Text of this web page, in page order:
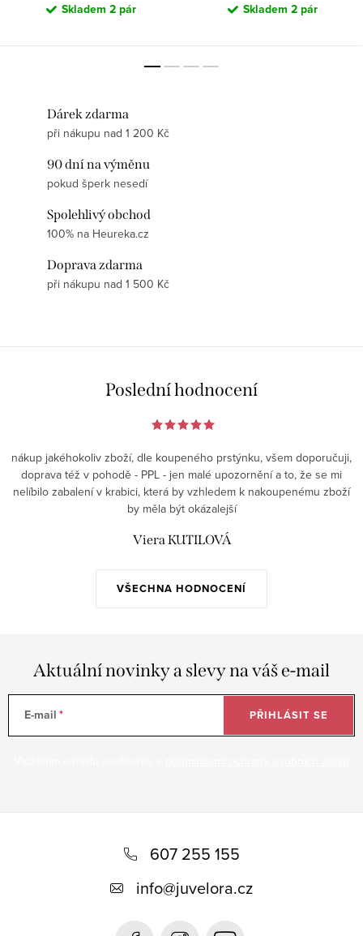
Skladem 2 pár Skladem 2 pár
Dárek zdarma
při nákupu nad 1 200 Kč
90 dní na výměnu
pokud šperk nesedí
Spolehlivý obchod
100% na Heureka.cz
Doprava zdarma
při nákupu nad 1 500 Kč
Poslední hodnocení
VŠECHNA HODNOCENÍ
nákup jakéhokoliv zboží, dle koupeného prstýnku, všem doporučuji,
doprava též v pohodě - PPL - jen malé upozornění a to, že se mi
nelíbilo zabalení v krabici, která by vzhledem k nakoupenému zboží
by měla být okázalejší
Viera KUTILOVÁ
Aktuální novinky a slevy na váš e-mail
E-mail PŘIHLÁSIT SE
607 255 155
info@juvelora.cz